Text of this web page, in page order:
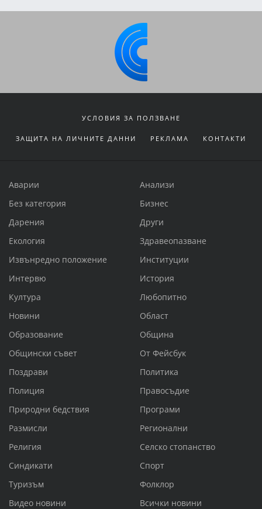
УСЛОВИЯ ЗА ПОЛЗВАНЕ
ЗАЩИТА НА ЛИЧНИТЕ ДАННИ РЕКЛАМА КОНТАКТИ
Аварии
Анализи
Без категория
Бизнес
Дарения
Други
Екология
Здравеопазване
Извънредно положение
Институции
Интервю
История
Култура
Любопитно
Новини
Област
Образование
Община
Общински съвет
От Фейсбук
Поздрави
Политика
Полиция
Правосъдие
Природни бедствия
Програми
Размисли
Регионални
Религия
Селско стопанство
Синдикати
Спорт
Туризъм
Фолклор
Видео новини
Всички новини